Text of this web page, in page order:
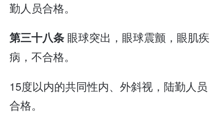
勤人员合格。
第三十八条 眼球突出，眼球震颤，眼肌疾
病，不合格。
15度以内的共同性内、外斜视，陆勤人员
合格。